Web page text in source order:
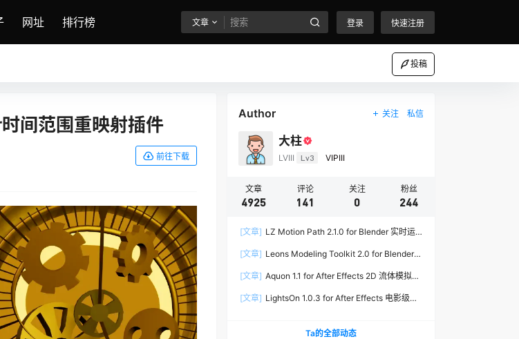
网址 排行榜 文章 登录 快速注册
投稿
间范围重映射插件
前往下载
Author 关注 私信
大柱
LVIII Lv3 VIPIII
文章
4925
评论
141
关注
0
粉丝
244
[文章] LZ Motion Path 2.1.0 for Blender 实时运
[文章] Leons Modeling Toolkit 2.0 for Blender
[文章] Aquon 1.1 for After Effects 2D 流体模拟插
[文章] LightsOn 1.0.3 for After Effects 电影级镜
Ta的全部动态